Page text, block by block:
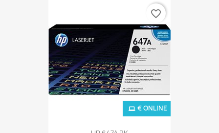
€ ONLINE
favorite_border